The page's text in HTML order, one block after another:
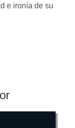
e ironía de su